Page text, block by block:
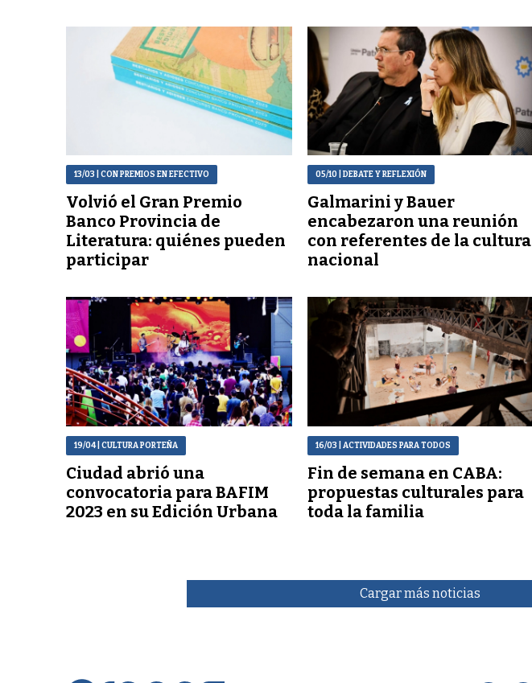
13/03 | CON PREMIOS EN EFECTIVO
Volvió el Gran Premio
Banco Provincia de
Literatura: quiénes pueden
participar
05/10 | DEBATE Y REFLEXIÓN
Galmarini y Bauer
encabezaron una reunión
con referentes de la cultura
nacional
19/04| CULTURA PORTEÑA
Ciudad abrió una
convocatoria para BAFIM
2023 en su Edición Urbana
16/03 | ACTIVIDADES PARA TODOS
Fin de semana en CABA:
propuestas culturales para
toda la familia
Cargar más noticias